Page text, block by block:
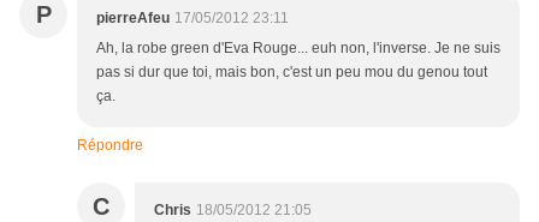
P pierreAfeu 17/05/2012 23:11
Ah, la robe green d'Eva Rouge... euh non, l'inverse. Je ne suis
pas si dur que toi, mais bon, c'est un peu mou du genou tout
ça.
Répondre
C Chris 18/05/2012 21:05